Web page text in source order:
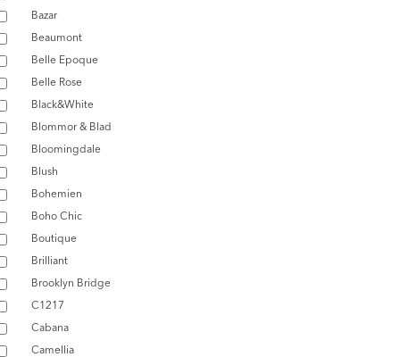
Bazar
Beaumont
Belle Epoque
Belle Rose
Black&White
Blommor & Blad
Bloomingdale
Blush
Bohemien
Boho Chic
Boutique
Brilliant
Brooklyn Bridge
C1217
Cabana
Camellia